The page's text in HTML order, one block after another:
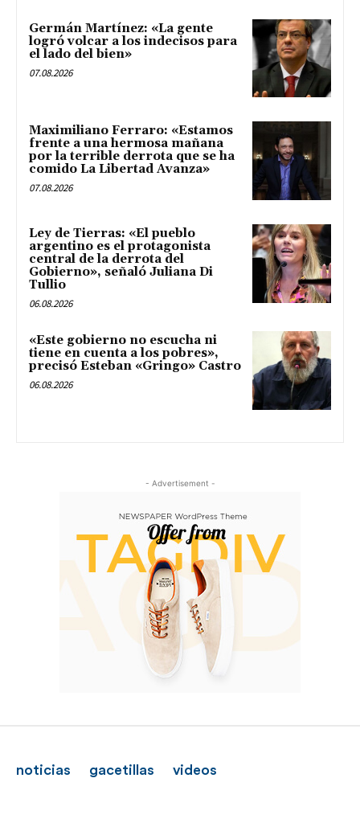
Germán Martínez: «La gente
logró volcar a los indecisos para
el lado del bien»
07.08.2026
Maximiliano Ferraro: «Estamos
frente a una hermosa mañana
por la terrible derrota que se ha
comido La Libertad Avanza»
07.08.2026
Ley de Tierras: «El pueblo
argentino es el protagonista
central de la derrota del
Gobierno», señaló Juliana Di
Tullio
06.08.2026
«Este gobierno no escucha ni
tiene en cuenta a los pobres»,
precisó Esteban «Gringo» Castro
06.08.2026
- Advertisement -
noticias gacetillas videos